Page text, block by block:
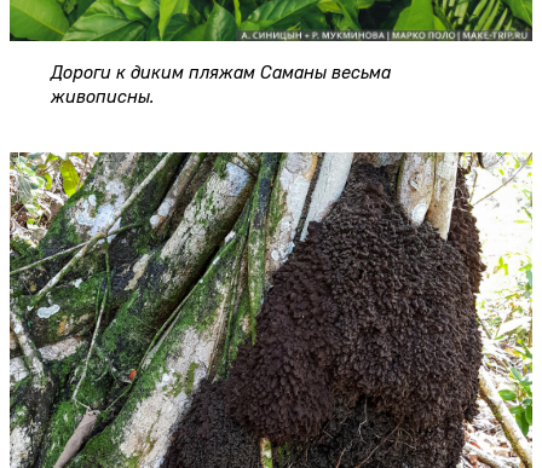
Дороги к диким пляжам Саманы весьма
живописны.